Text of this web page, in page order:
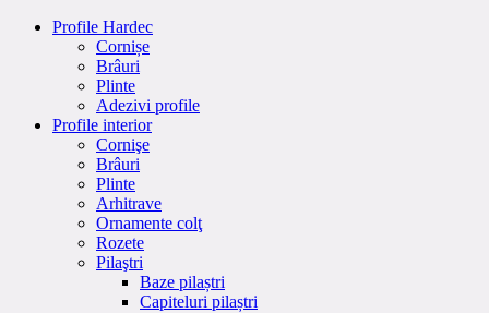
Profile Hardec
Cornișe
Brâuri
Plinte
Adezivi profile
Profile interior
Cornişe
Brâuri
Plinte
Arhitrave
Ornamente colţ
Rozete
Pilaştri
Baze pilaștri
Capiteluri pilaștri